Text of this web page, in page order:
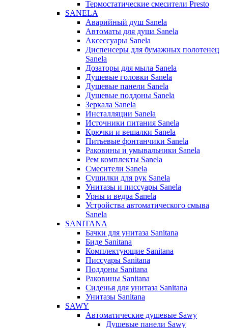
Термостатические смесители Presto
SANELA
Аварийный душ Sanela
Автоматы для душа Sanela
Аксессуары Sanela
Диспенсеры для бумажных полотенец
Sanela
Дозаторы для мыла Sanela
Душевые головки Sanela
Душевые панели Sanela
Душевые поддоны Sanela
Зеркала Sanela
Инсталляции Sanela
Источники питания Sanela
Крючки и вешалки Sanela
Питьевые фонтанчики Sanela
Раковины и умывальники Sanela
Рем комплекты Sanela
Смесители Sanela
Сушилки для рук Sanela
Унитазы и писсуары Sanela
Урны и ведра Sanela
Устройства автоматического смыва
Sanela
SANITANA
Бачки для унитаза Sanitana
Биде Sanitana
Комплектующие Sanitana
Писсуары Sanitana
Поддоны Sanitana
Раковины Sanitana
Сиденья для унитаза Sanitana
Унитазы Sanitana
SAWY
Автоматические душевые Sawy
Душевые панели Sawy